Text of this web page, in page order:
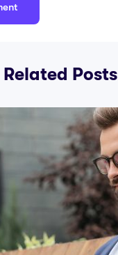
Related Posts